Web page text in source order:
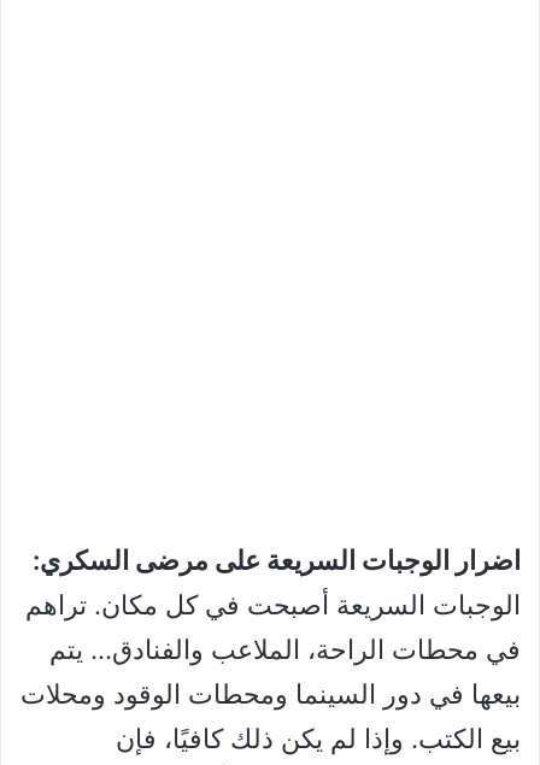
اضرار الوجبات السريعة على مرضى السكري:
الوجبات السريعة أصبحت في كل مكان. تراهم
في محطات الراحة، الملاعب والفنادق… يتم
بيعها في دور السينما ومحطات الوقود ومحلات
بيع الكتب. وإذا لم يكن ذلك كافيًا، فإن